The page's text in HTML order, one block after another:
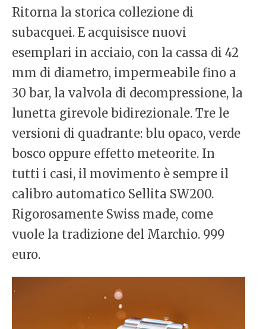
Ritorna la storica collezione di
subacquei. E acquisisce nuovi
esemplari in acciaio, con la cassa di 42
mm di diametro, impermeabile fino a
30 bar, la valvola di decompressione, la
lunetta girevole bidirezionale. Tre le
versioni di quadrante: blu opaco, verde
bosco oppure effetto meteorite. In
tutti i casi, il movimento è sempre il
calibro automatico Sellita SW200.
Rigorosamente Swiss made, come
vuole la tradizione del Marchio. 999
euro.